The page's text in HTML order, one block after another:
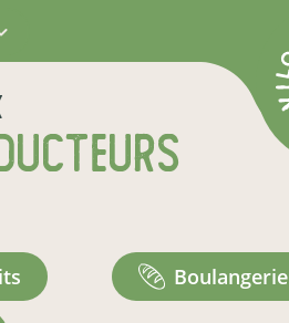
boulangerie